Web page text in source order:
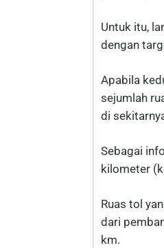
Untuk itu,
dengan
Apabila
sejumlah
di
Sebagai
kilometer
Ruas tol
dari
km.